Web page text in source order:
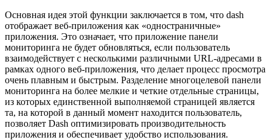
Основная идея этой функции заключается в том, что dash
отображает веб-приложения как «одностраничные»
приложения. Это означает, что приложение панели
мониторинга не будет обновляться, если пользователь
взаимодействует с несколькими различными URL-адресами в
рамках одного веб-приложения, что делает процесс просмотра
очень плавным и быстрым. Разделение многоцелевой панели
мониторинга на более мелкие и четкие отдельные страницы,
из которых единственной выполняемой страницей является
та, на которой в данный момент находится пользователь,
позволяет Dash оптимизировать производительность
приложения и обеспечивает удобство использования.